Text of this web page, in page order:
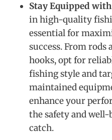
Stay Equipped
in high-quality
essential for
success. From rods
hooks, opt for
fishing style and
maintained
enhance your
the safety and
catch.